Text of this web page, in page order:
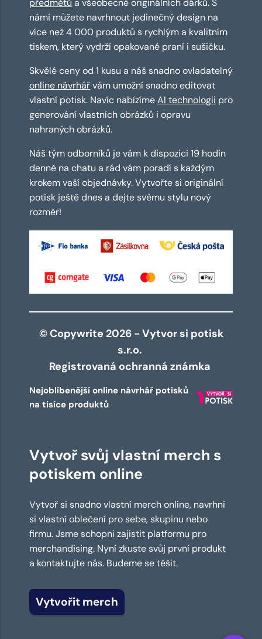
námi můžete navrhnout jedinečný design na
více než 4 000 produktů s rychlým a kvalitním
tiskem, který vydrží opakované praní i sušičku.
Skvělé ceny od 1 kusu a náš snadno ovladatelný
online návrhářvám umožní snadno editovat
vlastní potisk. Navíc nabízímeAI technologii pro
generování vlastních obrázků i opravu
nahraných obrázků.
Náš tým odborníků je vám k dispozici 19 hodin
denně na chatu a rád vám poradí s každým
krokem vaší objednávky. Vytvořte si originální
potisk ještě dnes a dejte svému stylu nový
rozměr!
© Copywrite 2026 - Vytvor si potisk
s.r.o.
Registrovaná ochranná známka
Nejoblíbenější online návrhář potisků
na tisíce produktů
Vytvoř svůj vlastní merch s
potiskem online
Vytvoř si snadno vlastní merch online, navrhni
si vlastní oblečení pro sebe, skupinu nebo
firmu. Jsme schopni zajistit platformu pro
merchandising. Nyní zkuste svůj první produkt
a kontaktujte nás. Budeme se těšit.
Vytvořit merch